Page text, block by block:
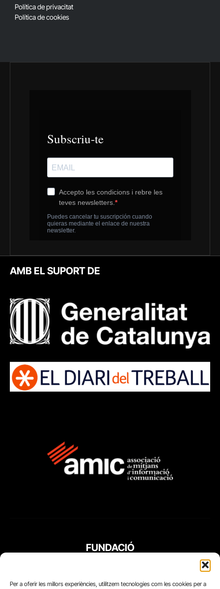
Per a oferir les millors experiències, utilitzem tecnologies com les cookies per a
Política de privacitat
Política de cookies
AMB EL SUPORT DE
FUNDACIÓ